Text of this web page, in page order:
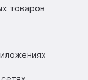
товаров